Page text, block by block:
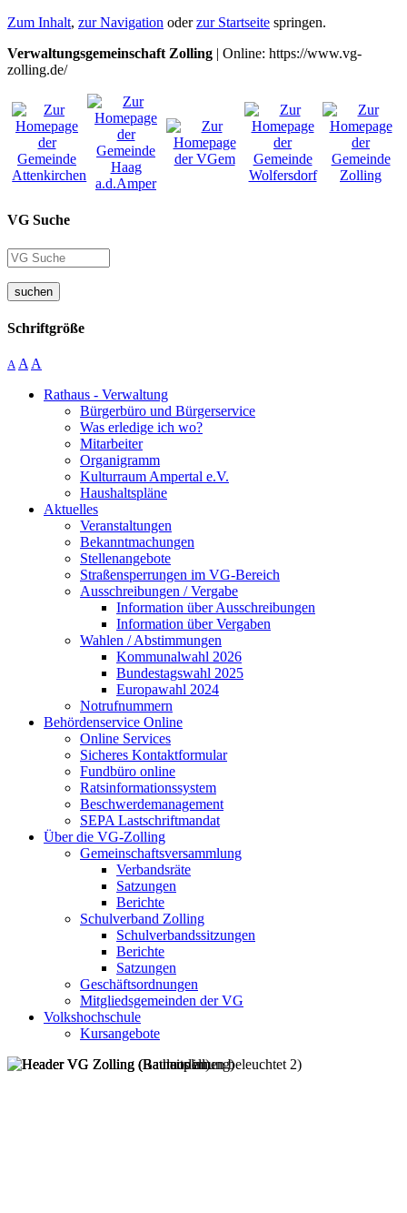
Zum Inhalt, zur Navigation oderzur Startseite springen.
Verwaltungsgemeinschaft Zolling | Online: https://www.vg-
zolling.de/
VG Suche
suchen
Schriftgröße
A A A
Rathaus - Verwaltung
Bürgerbüro und Bürgerservice
Was erledige ich wo?
Mitarbeiter
Organigramm
Kulturraum Ampertal e.V.
Haushaltspläne
Aktuelles
Veranstaltungen
Bekanntmachungen
Stellenangebote
Straßensperrungen im VG-Bereich
Ausschreibungen / Vergabe
Information über Ausschreibungen
Information über Vergaben
Wahlen / Abstimmungen
Kommunalwahl 2026
Bundestagswahl 2025
Europawahl 2024
Notrufnummern
Behördenservice Online
Online Services
Sicheres Kontaktformular
Fundbüro online
Ratsinformationssystem
Beschwerdemanagement
SEPA Lastschriftmandat
Über die VG-Zolling
Gemeinschaftsversammlung
Verbandsräte
Satzungen
Berichte
Schulverband Zolling
Schulverbandssitzungen
Berichte
Satzungen
Geschäftsordnungen
Mitgliedsgemeinden der VG
Volkshochschule
Kursangebote